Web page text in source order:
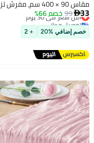
مقاس 90 × 400 سم، مفرش تزيين
باللون الأبيض، مناسب
حفلات العروس،
المولود، أعياد
وحفلات المنزل
خصم 66%
في 30 يوم
مجاني
في 30 يوم
%20
+ 2